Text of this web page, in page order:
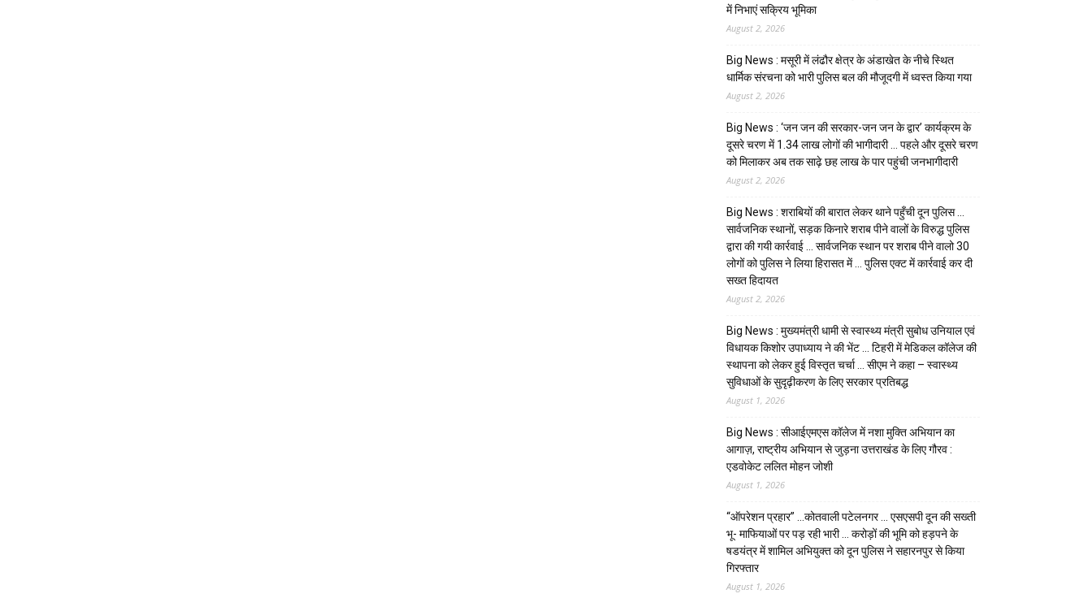
में निभाएं सक्रिय भूमिका
August 2, 2026
Big News : मसूरी में लंढौर क्षेत्र के अंडाखेत के नीचे स्थित
धार्मिक संरचना को भारी पुलिस बल की मौजूदगी में ध्वस्त किया गया
August 2, 2026
Big News : ‘जन जन की सरकार-जन जन के द्वार’ कार्यक्रम के
दूसरे चरण में 1.34 लाख लोगों की भागीदारी … पहले और दूसरे चरण
को मिलाकर अब तक साढ़े छह लाख के पार पहुंची जनभागीदारी
August 2, 2026
Big News : शराबियों की बारात लेकर थाने पहुँची दून पुलिस …
सार्वजनिक स्थानों, सड़क किनारे शराब पीने वालों के विरुद्ध पुलिस
द्वारा की गयी कार्रवाई … सार्वजनिक स्थान पर शराब पीने वालो 30
लोगों को पुलिस ने लिया हिरासत में … पुलिस एक्ट में कार्रवाई कर दी
सख्त हिदायत
August 2, 2026
Big News : मुख्यमंत्री धामी से स्वास्थ्य मंत्री सुबोध उनियाल एवं
विधायक किशोर उपाध्याय ने की भेंट … टिहरी में मेडिकल कॉलेज की
स्थापना को लेकर हुई विस्तृत चर्चा … सीएम ने कहा – स्वास्थ्य
सुविधाओं के सुदृढ़ीकरण के लिए सरकार प्रतिबद्ध
August 1, 2026
Big News : सीआईएमएस कॉलेज में नशा मुक्ति अभियान का
आगाज़, राष्ट्रीय अभियान से जुड़ना उत्तराखंड के लिए गौरव :
एडवोकेट ललित मोहन जोशी
August 1, 2026
“ऑपरेशन प्रहार” …कोतवाली पटेलनगर … एसएसपी दून की सख्ती
भू- माफियाओं पर पड़ रही भारी … करोड़ों की भूमि को हड़पने के
षडयंत्र में शामिल अभियुक्त को दून पुलिस ने सहारनपुर से किया
गिरफ्तार
August 1, 2026